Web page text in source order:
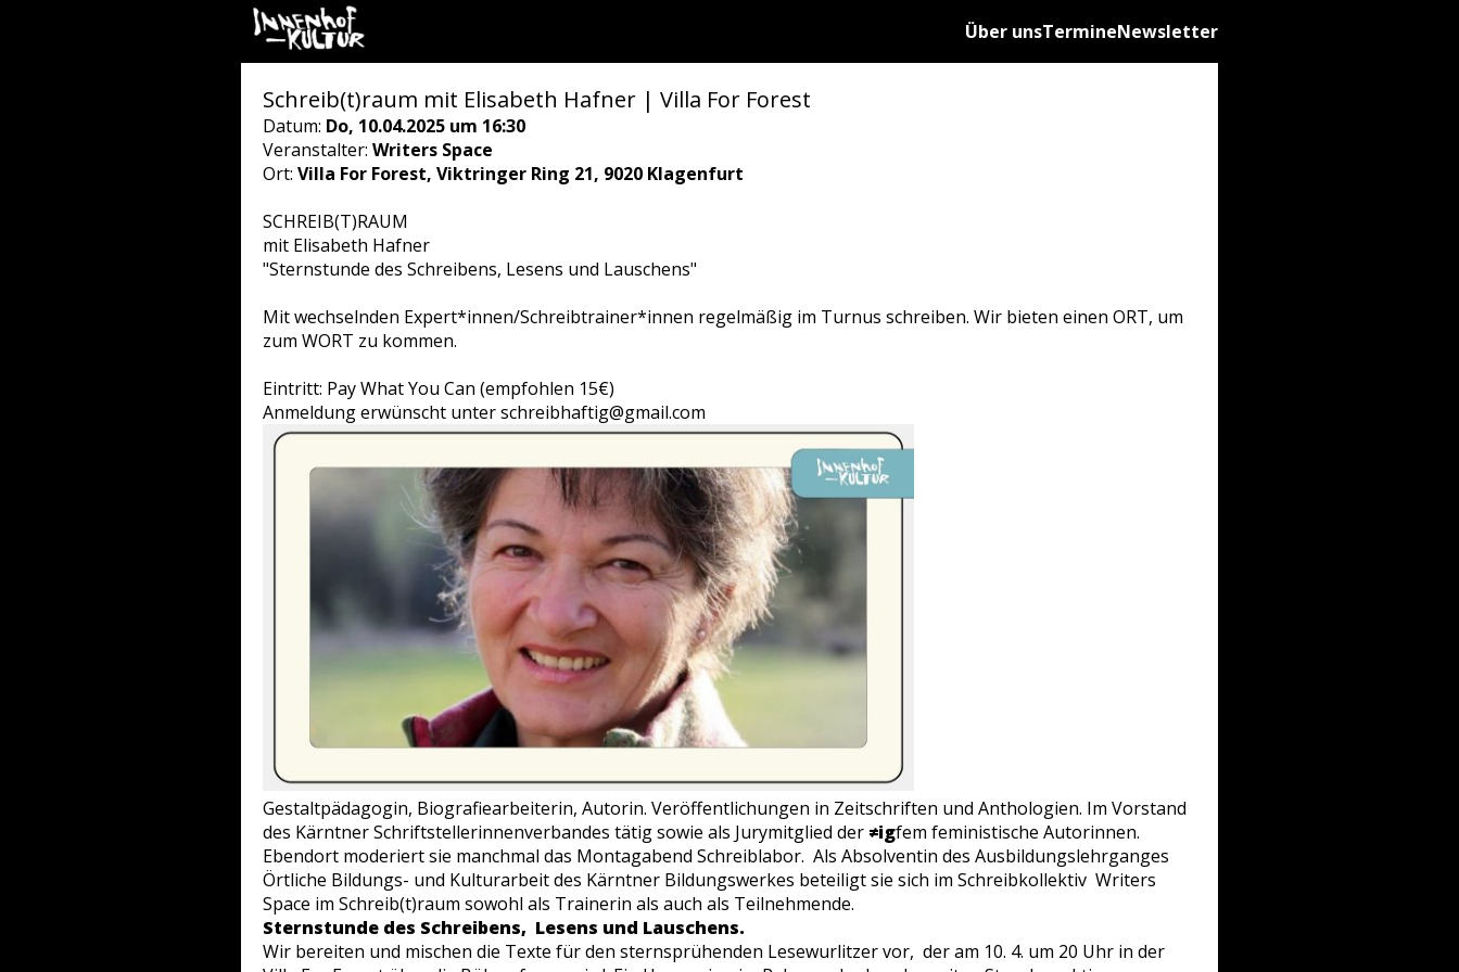
Über unsTermineNewsletter
Schreib(t)raum mit Elisabeth Hafner | Villa For Forest
Datum: Do, 10.04.2025 um 16:30
Veranstalter: Writers Space
Ort: Villa For Forest, Viktringer Ring 21, 9020 Klagenfurt
SCHREIB(T)RAUM
mit Elisabeth Hafner
"Sternstunde des Schreibens, Lesens und Lauschens"
Mit wechselnden Expert*innen/Schreibtrainer*innen regelmäßig im Turnus schreiben. Wir bieten einen ORT, um
zum WORT zu kommen.
Eintritt: Pay What You Can (empfohlen 15€)
Anmeldung erwünscht unter schreibhaftig@gmail.com
Gestaltpädagogin, Biografiearbeiterin, Autorin. Veröffentlichungen in Zeitschriften und Anthologien. Im Vorstand
des Kärntner Schriftstellerinnenverbandes tätig sowie als Jurymitglied der ≠igfem feministische Autorinnen.
Ebendort moderiert sie manchmal das Montagabend Schreiblabor. Als Absolventin des Ausbildungslehrganges
Örtliche Bildungs- und Kulturarbeitdes Kärntner Bildungswerkes beteiligt sie sich im Schreibkollektiv Writers
Space im Schreib(t)raum sowohl als Trainerin als auch als Teilnehmende.
Sternstunde des Schreibens, Lesens und Lauschens.
Wir bereiten und mischen die Texte für den sternsprühenden Lesewurlitzervor, der am 10. 4. um 20 Uhr in der